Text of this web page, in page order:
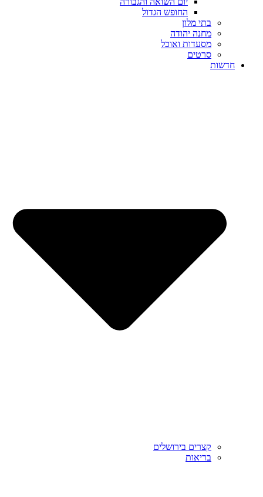
החופש הגדול
בתי מלון
מחנה יהודה
מסעדות ואוכל
סרטים
חדשות
קצרים בירושלים
בריאות